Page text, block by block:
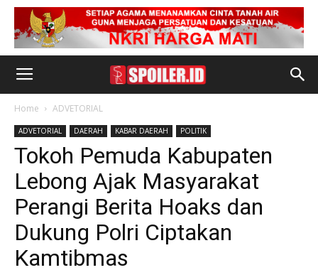
Home ADVETORIAL
ADVETORIAL DAERAH KABAR DAERAH POLITIK
Tokoh Pemuda Kabupaten
Lebong Ajak Masyarakat
Perangi Berita Hoaks dan
Dukung Polri Ciptakan
Kamtibmas